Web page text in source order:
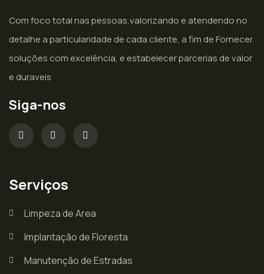
Com foco total nas pessoas,valorizando e atendendo no
detalhe a particularidade de cada cliente, a fim de Fornecer
soluções com excelência, e estabelecer parcerias de valor
e duraveis
Siga-nos
Serviços
Limpeza de Area
Implantação de Floresta
Manutenção de Estradas